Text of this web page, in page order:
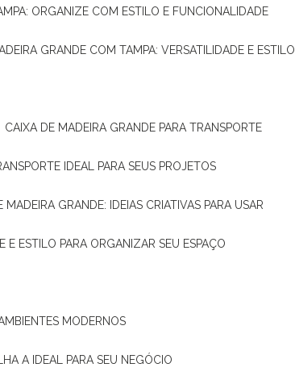
ORGANIZE COM ESTILO E FUNCIONALIDADE
GRANDE COM TAMPA: VERSATILIDADE E ESTILO
CAIXA DE MADEIRA GRANDE PARA TRANSPORTE
IDEAL PARA SEUS PROJETOS
MADEIRA GRANDE: IDEIAS CRIATIVAS PARA USAR
E ESTILO PARA ORGANIZAR SEU ESPAÇO
MODERNOS
A IDEAL PARA SEU NEGÓCIO